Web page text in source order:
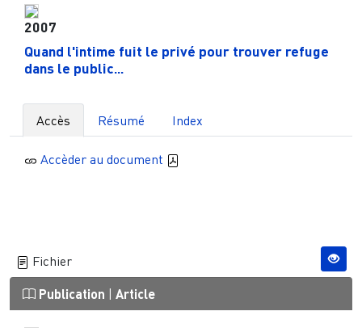
2007
Quand l'intime fuit le privé pour trouver refuge
dans le public...
Accès Résumé Index
Accèder au document
Fichier
Publication Article